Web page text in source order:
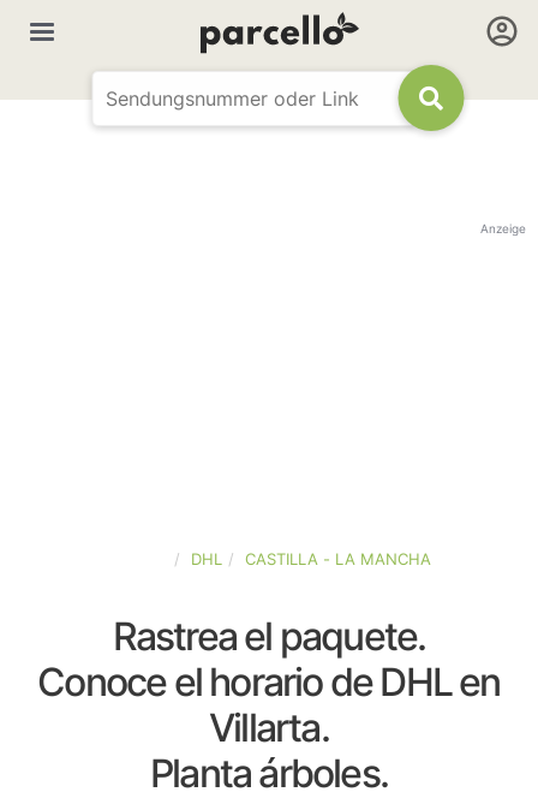
Anzeige
DHL CASTILLA - LA MANCHA
Rastrea el paquete.
Conoce el horario de DHL en
Villarta.
Planta árboles.